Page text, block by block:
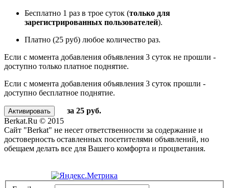
Бесплатно 1 раз в трое суток (только для
зарегистрированных пользователей).
Платно (25 руб) любое количество раз.
Если с момента добавления объявления 3 суток не прошли -
доступно только платное поднятие.
Если с момента добавления объявления 3 суток прошли -
доступно бесплатное поднятие.
за 25 руб.
Berkat.Ru © 2015
Сайт "Berkat" не несет ответственности за содержание и
достоверность оставленных посетителями объявлений, но
обещаем делать все для Вашего комфорта и процветания.